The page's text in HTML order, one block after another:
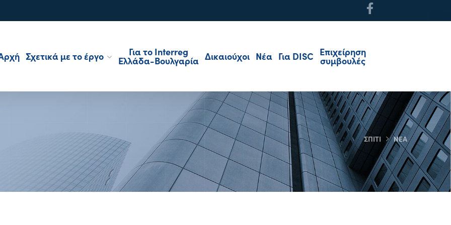
Σχετικά με το έργο Για το Interreg
Ελλάδα-Βουλγαρία Δικαιούχοι Νέα Για DISC Επιχείρηση
συμβουλές
ΣΠΊΤΙ ΝΈΑ